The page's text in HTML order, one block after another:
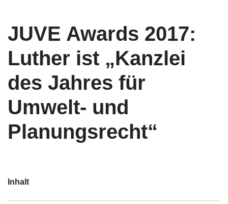
JUVE Awards 2017:
Luther ist „Kanzlei
des Jahres für
Umwelt- und
Planungsrecht“
Inhalt